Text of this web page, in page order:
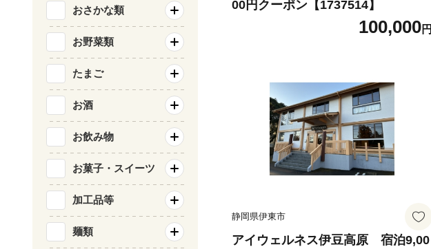
00円クーポン【1737514】
100,000円
静岡県伊東市
アイウェルネス伊豆高原 宿泊9,00
おさかな類
お野菜類
たまご
お酒
お飲み物
お菓子・スイーツ
加工品等
麺類